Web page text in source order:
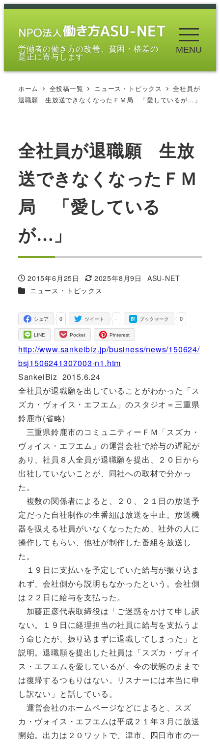
メ
労働者の働き方の改善、貧困・格差の
是正に寄与します
MENU
ホーム 全投稿一覧 ニュース・トピックス
全社員が
退職願 生放送できなくなったＦＭ局 「愛しているが…」
全社員が退職願 生放
送できなくなったＦＭ
局 「愛している
が…」
投稿日
2015年6月25日
更新日
2025年8月9日
著
ASU-NET
カテゴリー
ニュース・トピックス
0
シェア -
ツイート 0
ブックマーク
LINE Pocket Pinterest
http://www.sankeibiz.jp/business/news/150624/
bsj1506241307003-n1.htm
SankeiBiz 2015.6.24
全社員が退職願を出していることがわかった「ス
ズカ・ヴォイス・エフエム」のスタジオ＝三重県
鈴鹿市(省略)
三重県鈴鹿市のコミュニティーＦＭ「スズカ・
ヴォイス・エフエム」の運営会社で給与の遅配が
あり、社員８人全員が退職願を提出、２０日から
出社していないことが、同社への取材で分かっ
た。
複数の関係者によると、２０、２１日の放送予
定だった自社制作の生番組は放送を中止。放送機
器を扱える社員がいなくなったため、社外の人に
操作してもらい、他社が制作した番組を放送し
た。
１９日に支払いを予定していた給与が振り込ま
れず、会社側から説明もなかったという。会社側
は２２日に給与を支払った。
加藤正彦代表取締役は「ご迷惑をかけて申し訳
ない。１９日に経理担当の社員に給与を支払うよ
う命じたが、振り込まずに退職してしまった」と
説明。退職願を提出した社員は「スズカ・ヴォイ
ス・エフエムを愛しているが、今の状態のままで
は復帰するつもりはない。リスナーには本当に申
し訳ない」と話している。
運営会社のホームページなどによると、スズ
カ・ヴォイス・エフエムは平成２１年３月に放送
開始。出力は２０ワットで、津市、四日市市の一